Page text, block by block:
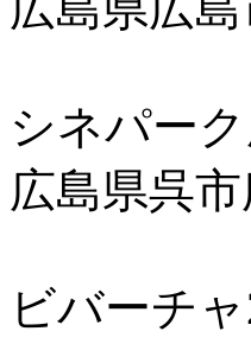
シネパー
広島県呉
ビバーチ